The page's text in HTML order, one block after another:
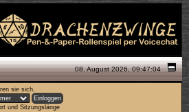
08. August 2026, 09:47:04
sie sich.
und Sitzungslänge